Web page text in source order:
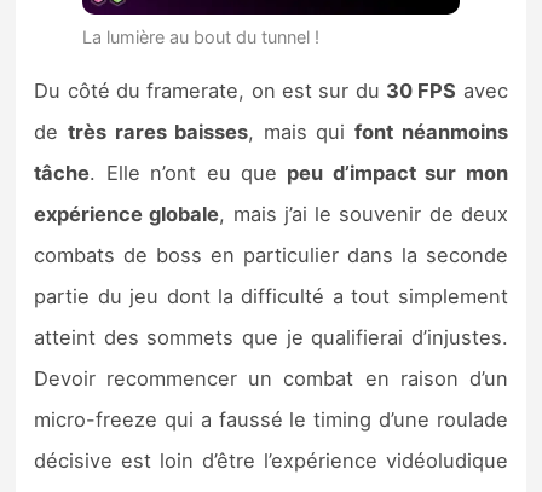
La lumière au bout du tunnel !
Du côté du framerate, on est sur du 30 FPS avec
de très rares baisses, mais quifont néanmoins
tâche. Elle n’ont eu que peu d’impact sur mon
expérience globale, mais j’ai le souvenir de deux
combats de boss en particulier dans la seconde
partie du jeu dont la difficulté a tout simplement
atteint des sommets que je qualifierai d’injustes.
Devoir recommencer un combat en raison d’un
micro-freeze qui a faussé le timing d’une roulade
décisive est loin d’être l’expérience vidéoludique